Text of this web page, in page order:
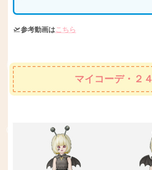
🛫参考動画はこちら
マイコーデ・２４